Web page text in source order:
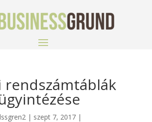
rendszámtáblák
| szept 7, 2017|